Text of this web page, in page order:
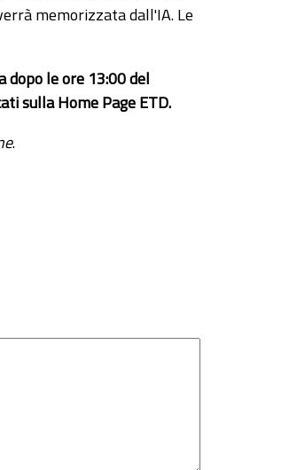
memorizzata dall'IA. Le
dopo le ore 13:00 del
sulla Home Page ETD.
.